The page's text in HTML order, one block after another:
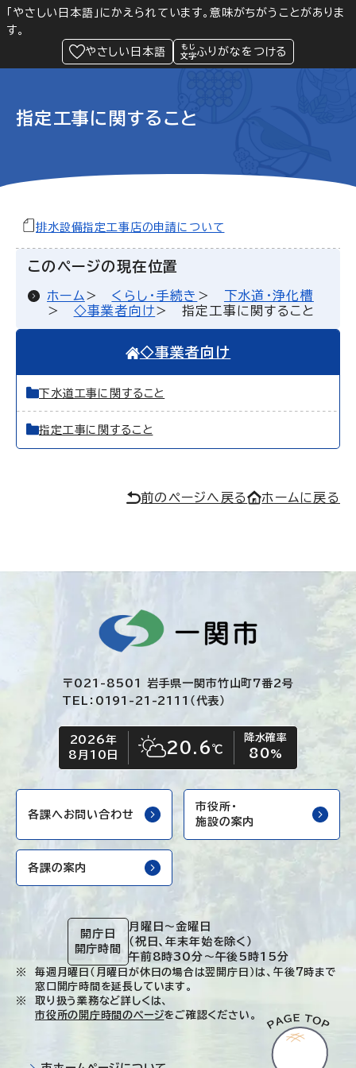
「やさしい日本語」にかえられています。意味がちがうことがありま
す。
やさしい日本語
ふりがなをつける
Language 閲覧支援
緊急情報
指定工事に関すること
排水設備指定工事店の申請について
このページの現在位置
ホーム くらし・手続き
下水道・浄化槽
◇事業者向け
指定工事に関すること
◇事業者向け
下水道工事に関すること
指定工事に関すること
前のページへ戻る ホームに戻る
〒021-8501 岩手県一関市竹山町7番2号
TEL：0191-21-2111（代表）
今日の日付
2026年
8月10日
今日の天気
晴れ時々くもり
20.6℃
降水確率
80%
各課へお問い合わせ
市役所・
施設の案内
各課の案内
開庁日
開庁時間
月曜日～金曜日
（祝日、年末年始を除く）
午前8時30分～午後5時15分
毎週月曜日（月曜日が休日の場合は翌開庁日）は、午後7時まで
窓口開庁時間を延長しています。
取り扱う業務など詳しくは、
市役所の開庁時間のページをご確認ください。